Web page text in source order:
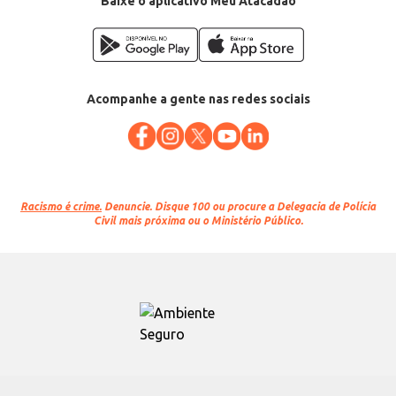
Acompanhe a gente nas redes sociais
Racismo é crime. Denuncie. Disque 100 ou procure a Delegacia de Polícia
Civil mais próxima ou o Ministério Público.